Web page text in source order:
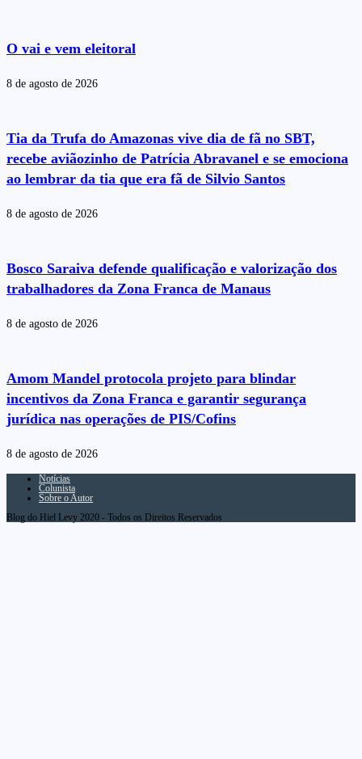
O vai e vem eleitoral
8 de agosto de 2026
Tia da Trufa do Amazonas vive dia de fã no SBT,
recebe aviãozinho de Patrícia Abravanel e se emociona
ao lembrar da tia que era fã de Silvio Santos
8 de agosto de 2026
Bosco Saraiva defende qualificação e valorização dos
trabalhadores da Zona Franca de Manaus
8 de agosto de 2026
Amom Mandel protocola projeto para blindar
incentivos da Zona Franca e garantir segurança
jurídica nas operações de PIS/Cofins
8 de agosto de 2026
Notícias
Colunista
Sobre o Autor
Blog do Hiel Levy 2020 - Todos os Direitos Reservados